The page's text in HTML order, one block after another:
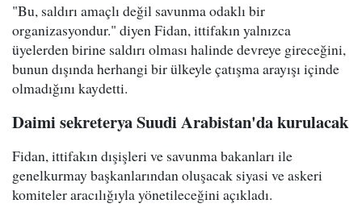
"Bu, saldırı amaçlı değil savunma odaklı bir
organizasyondur." diyen Fidan, ittifakın yalnızca
üyelerden birine saldırı olması halinde devreye gireceğini,
bunun dışında herhangi bir ülkeyle çatışma arayışı içinde
olmadığını kaydetti.
Daimi sekreterya Suudi Arabistan'da kurulacak
Fidan, ittifakın dışişleri ve savunma bakanları ile
genelkurmay başkanlarından oluşacak siyasi ve askeri
komiteler aracılığıyla yönetileceğini açıkladı.